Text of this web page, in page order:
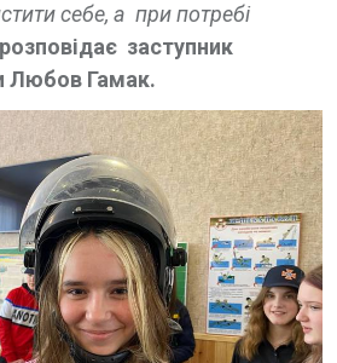
себе, а при потребі
розповідає заступник
Любов Гамак.